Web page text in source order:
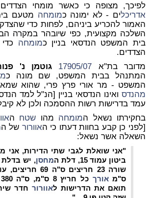
לפיכך, מצופה כי כאשר מומחי
אדריכלים - לא ימונה כמומחה מטעם
האמור להכריע ביניהם, לפחות כדי
השלכה מקצועית, כפי שיובהר במקרה
בית המשפט הנדסאי בניין כמומחה
הצדדים.
מדובר בת"א 17905/07 גוטמן נ'
המתנהל בבית המשפט, שם מונה כ
המשפט - מר אורי פרץ פרי, שהוא שמאי
מהנדסואינו הנדסאי בניין [הנ"ל למד
עמד בדרישות רשות ההסמכה ולכן לא
בחקירתו נשאל המומחה מהו שטח ה
[לפני כן קבע בחוות דעתו כי האוורור של ה
השאלה אשר נשאל:
"אני שואלת לגבי שתי הדירות, אני
ביטון עמוד 15, דלת ה
מחסן
ס"מאורך
תואם את הדרישות לאוורורחדר